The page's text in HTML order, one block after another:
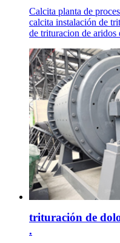
Calcita planta de
calcita instalación de
de trituracion de aridos
trituración de
.